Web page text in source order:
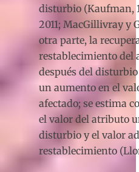
disturbio (Kaufman,
2011; MacGillivray y
otra parte, la
restablecimiento del
después del
un aumento en el
afectado; se estima
el valor del atributo
disturbio y el valor
restablecimiento